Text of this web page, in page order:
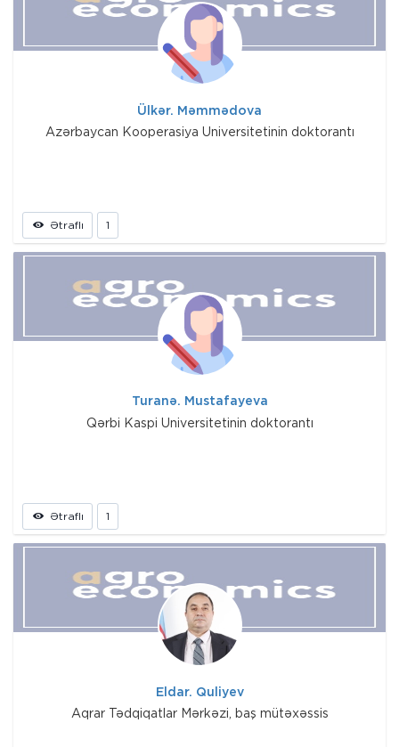
Ülkər. Məmmədova
Azərbaycan Kooperasiya Universitetinin doktorantı
Ətraflı 1
Turanə. Mustafayeva
Qərbi Kaspi Universitetinin doktorantı
Ətraflı 1
Eldar. Quliyev
Aqrar Tədqiqatlar Mərkəzi, baş mütəxəssis